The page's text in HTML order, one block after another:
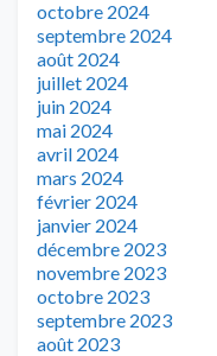
octobre 2024
septembre 2024
août 2024
juillet 2024
juin 2024
mai 2024
avril 2024
mars 2024
février 2024
janvier 2024
décembre 2023
novembre 2023
octobre 2023
septembre 2023
août 2023